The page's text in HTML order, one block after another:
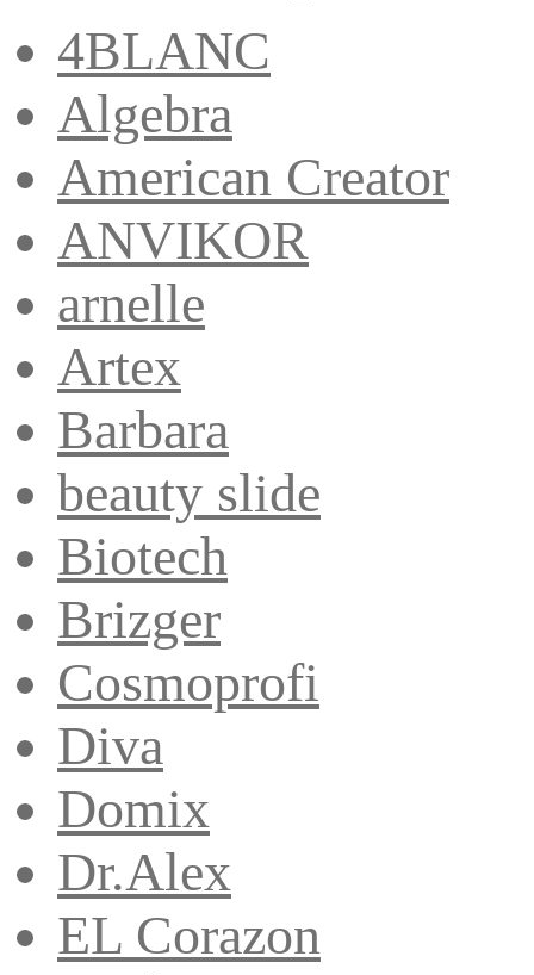
4BLANC
Algebra
American Creator
ANVIKOR
arnelle
Artex
Barbara
beauty slide
Biotech
Brizger
Cosmoprofi
Diva
Domix
Dr.Alex
EL Corazon